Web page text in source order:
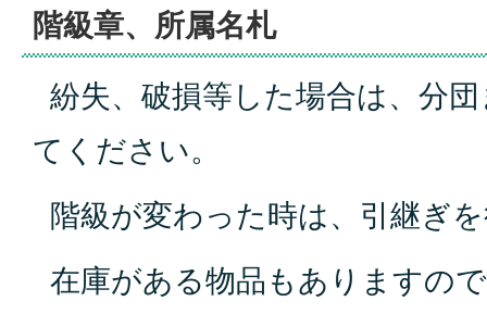
階級章、所属名札
紛失、破損等した場合は、分
てください。
階級が変わった時は、引継ぎ
在庫がある物品もありますの